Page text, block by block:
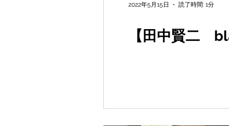
【田中賢二
2022年5月15日 読了時間: 1分